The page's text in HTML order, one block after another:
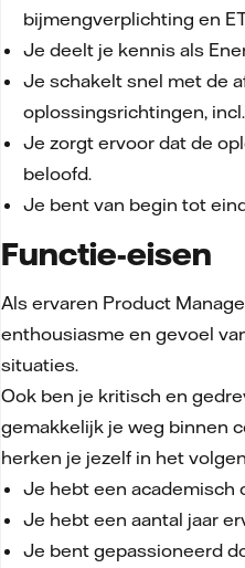
bijmengverplichting en
Je deelt je kennis als
Je schakelt snel met de
oplossingsrichtingen,
Je zorgt ervoor dat de
beloofd.
Je bent van begin tot
Functie-eisen
Als ervaren Product
enthousiasme en gevoel
situaties.
Ook ben je kritisch en
gemakkelijk je weg binnen
herken je jezelf in het
Je hebt een academisch
Je hebt een aantal jaar
Je bent gepassioneerd